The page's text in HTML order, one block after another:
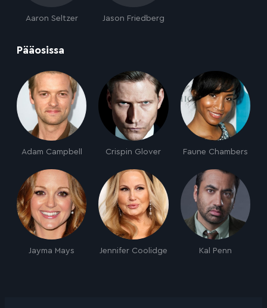
Aaron Seltzer Jason Friedberg
Pääosissa
Adam Campbell Crispin Glover Faune Chambers
Jayma Mays Jennifer Coolidge Kal Penn